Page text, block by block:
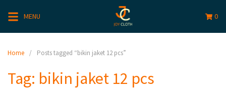
MENU 0
Home Posts tagged “bikin jaket 12 pcs”
Tag: bikin jaket 12 pcs